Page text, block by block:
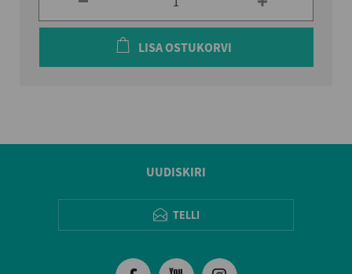
LISA OSTUKORVI
UUDISKIRI
TELLI